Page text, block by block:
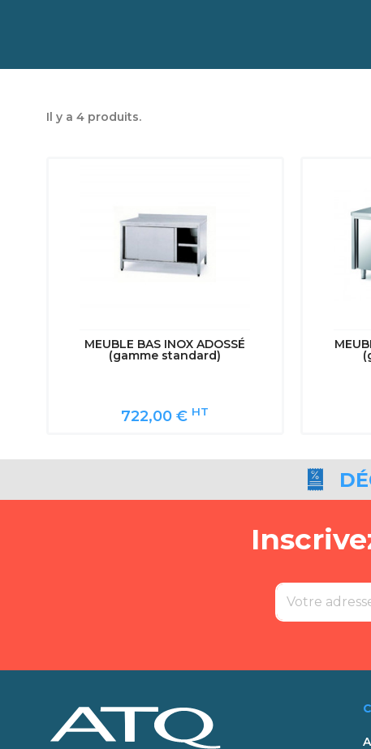
Il y a 4 produits.
MEUBLE BAS INOX ADOSSÉ
(gamme standard)
722,00 € HT